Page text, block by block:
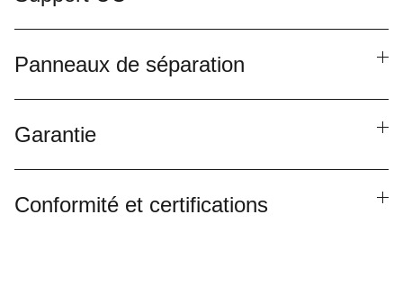
Panneaux de séparation
Garantie
Conformité et certifications